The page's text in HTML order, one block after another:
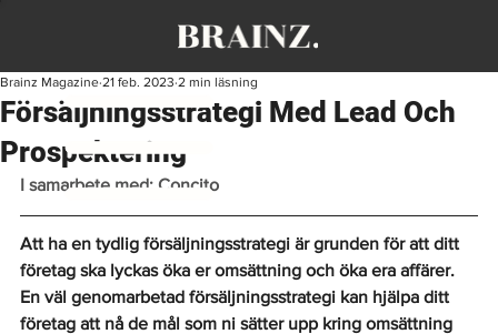
Försäljningsstrategi Med Lead Och
Prospektering
Brainz Magazine 21 feb. 2023 2 min läsning
I samarbete med: Concito
Att ha en tydlig försäljningsstrategi är grunden för att ditt
företag ska lyckas öka er omsättning och öka era affärer.
En väl genomarbetad försäljningsstrategi kan hjälpa ditt
företag att nå de mål som ni sätter upp kring omsättning